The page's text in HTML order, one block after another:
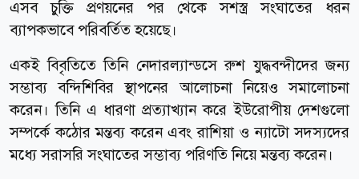
এসব চুক্তি প্রণয়নের পর থেকে সশস্ত্র সংঘাতের ধরন
ব্যাপকভাবে পরিবর্তিত হয়েছে।
একই বিবৃতিতে তিনি নেদারল্যান্ডসে রুশ যুদ্ধবন্দীদের জন্য
সম্ভাব্য বন্দিশিবির স্থাপনের আলোচনা নিয়েও সমালোচনা
করেন। তিনি এ ধারণা প্রত্যাখ্যান করে ইউরোপীয় দেশগুলো
সম্পর্কে কঠোর মন্তব্য করেন এবং রাশিয়া ও ন্যাটো সদস্যদের
মধ্যে সরাসরি সংঘাতের সম্ভাব্য পরিণতি নিয়ে মন্তব্য করেন।